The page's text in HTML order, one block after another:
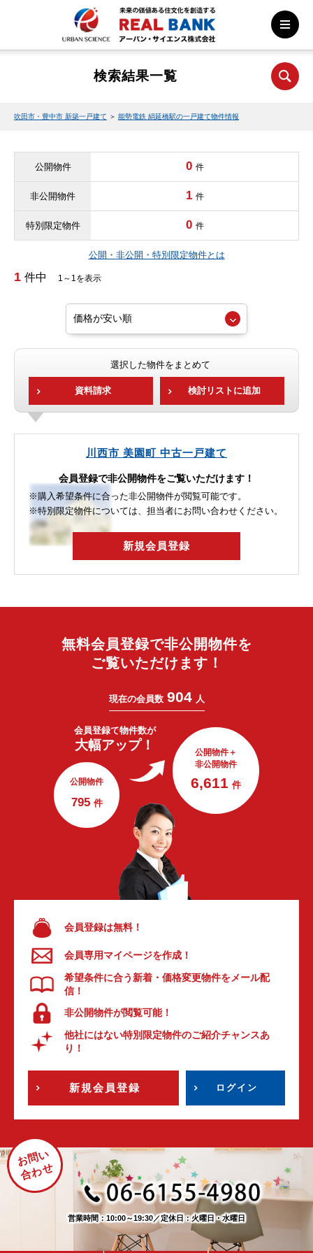
検索結果一覧
吹田市・豊中市 新築一戸建て ＞ 能勢電鉄 絹延橋駅の一戸建て物件情報
公開物件 0 件
非公開物件 1 件
特別限定物件 0 件
公開・非公開・特別限定物件とは
1 件中 1～1を表示
選択した物件をまとめて
資料請求 検討リストに追加
川西市 美園町 中古一戸建て
会員登録で非公開物件をご覧いただけます！
※購入希望条件に合った非公開物件が閲覧可能です。
※特別限定物件については、担当者にお問い合わせください。
新規会員登録
無料会員登録で非公開物件を
ご覧いただけます！
現在の会員数 904 人
会員登録で物件数が
大幅アップ！
公開物件
795 件
公開物件＋
非公開物件
6,611 件
会員登録は無料！
会員専用マイページを作成！
希望条件に合う新着・価格変更物件をメール配
信！
非公開物件が閲覧可能！
他社にはない特別限定物件のご紹介チャンスあ
り！
新規会員登録 ログイン
お問い
合わせ
営業時間：10:00～19:30／定休日：火曜日・水曜日